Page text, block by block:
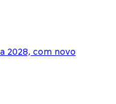
2028, com novo